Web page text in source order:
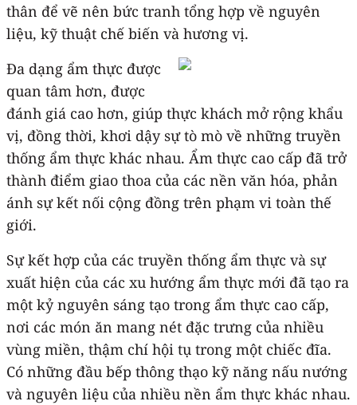
thân để vẽ nên bức tranh tổng hợp về nguyên
liệu, kỹ thuật chế biến và hương vị.
Đa dạng ẩm thực được
quan tâm hơn, được
đánh giá cao hơn, giúp thực khách mở rộng khẩu
vị, đồng thời, khơi dậy sự tò mò về những truyền
thống ẩm thực khác nhau. Ẩm thực cao cấp đã trở
thành điểm giao thoa của các nền văn hóa, phản
ánh sự kết nối cộng đồng trên phạm vi toàn thế
giới.
Sự kết hợp của các truyền thống ẩm thực và sự
xuất hiện của các xu hướng ẩm thực mới đã tạo ra
một kỷ nguyên sáng tạo trong ẩm thực cao cấp,
nơi các món ăn mang nét đặc trưng của nhiều
vùng miền, thậm chí hội tụ trong một chiếc đĩa.
Có những đầu bếp thông thạo kỹ năng nấu nướng
và nguyên liệu của nhiều nền ẩm thực khác nhau.